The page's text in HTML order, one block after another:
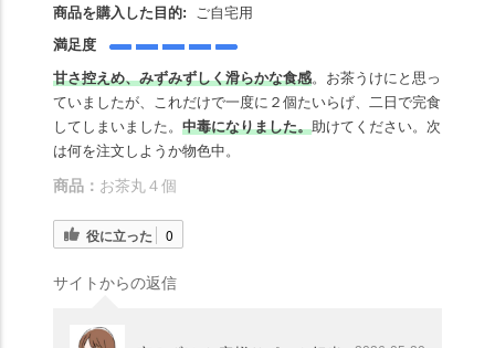
商品を購入した目的:
ご自宅用
満足度
甘さ控えめ、みずみずしく滑らかな食感。お茶うけにと思っ
ていましたが、これだけで一度に２個たいらげ、二日で完食
してしまいました。 中毒になりました。助けてください。次
は何を注文しようか物色中。
商品： お茶丸４個
役に立った 0
サイトからの返信